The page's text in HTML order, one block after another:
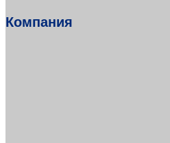
Компания